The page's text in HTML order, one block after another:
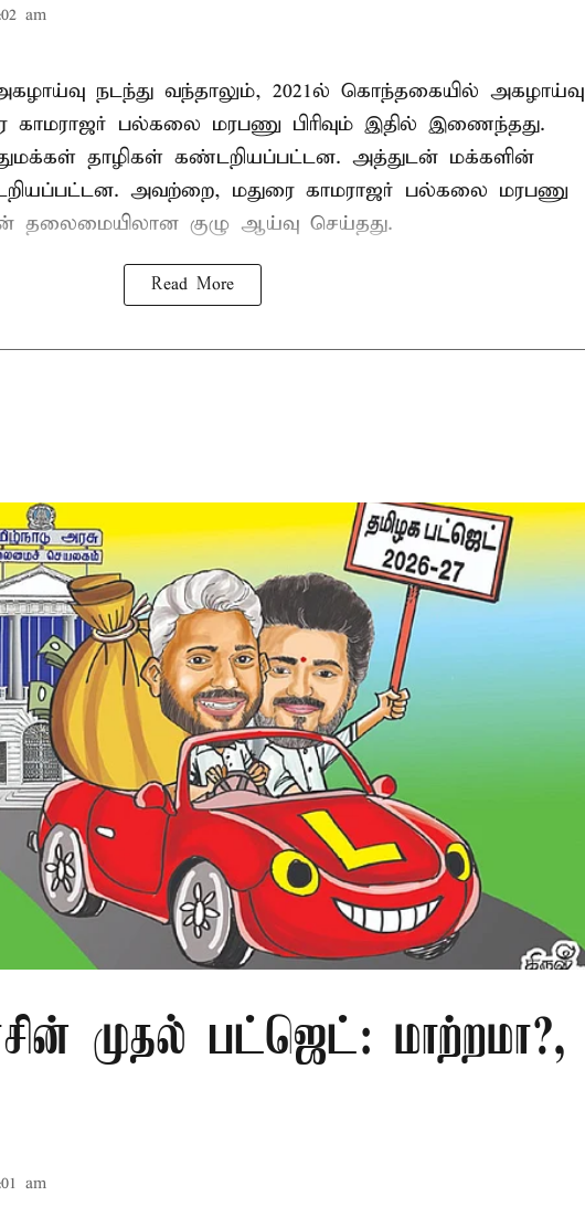
am
நடந்து வந்தாலும், 2021ல் கொந்தகையில் அகழாய்வு
காமராஜர் பல்கலை மரபணு பிரிவும் இதில் இணைந்தது.
தாழிகள் கண்டறியப்பட்டன. அத்துடன் மக்களின்
அவற்றை, மதுரை காமராஜர் பல்கலை மரபணு
தலைமையிலான குழு ஆய்வு செய்தது.
Read More
முதல் பட்ஜெட்: மாற்றமா?,
am